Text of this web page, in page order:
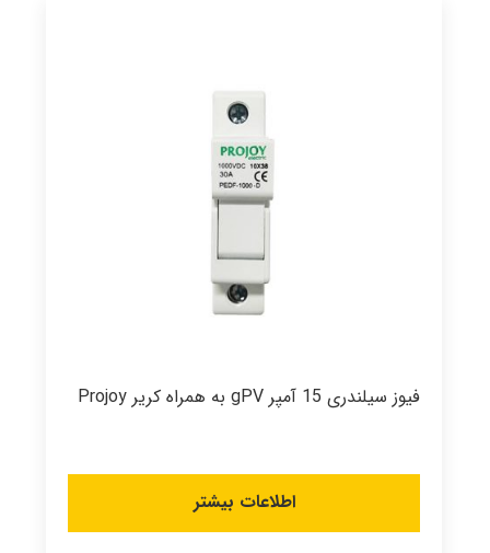
فیوز سیلندری 15 آمپر gPV به همراه کریر Projoy
اطلاعات بیشتر